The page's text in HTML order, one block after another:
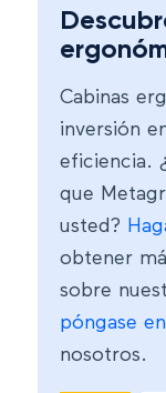
Cabinas
inversión
eficiencia.
que
usted?
obtener
sobre
póngase
nosotros.